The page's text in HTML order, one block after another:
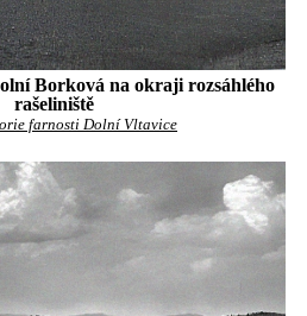
Borková na okraji rozsáhlého
rašeliniště
farnosti Dolní Vltavice